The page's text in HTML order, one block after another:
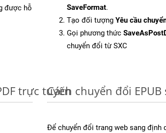
được hỗ
SaveFormat.
Tạo đối tượng Yêu cầu
Gọi phương thức
chuyển đổi từ SXC
trực tuyếnCách chuyển đổi
Để chuyển đổi trang web sang định